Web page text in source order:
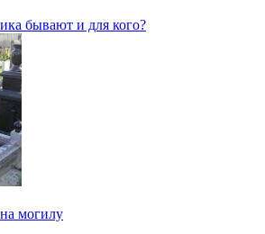
бывают и для кого?
могилу